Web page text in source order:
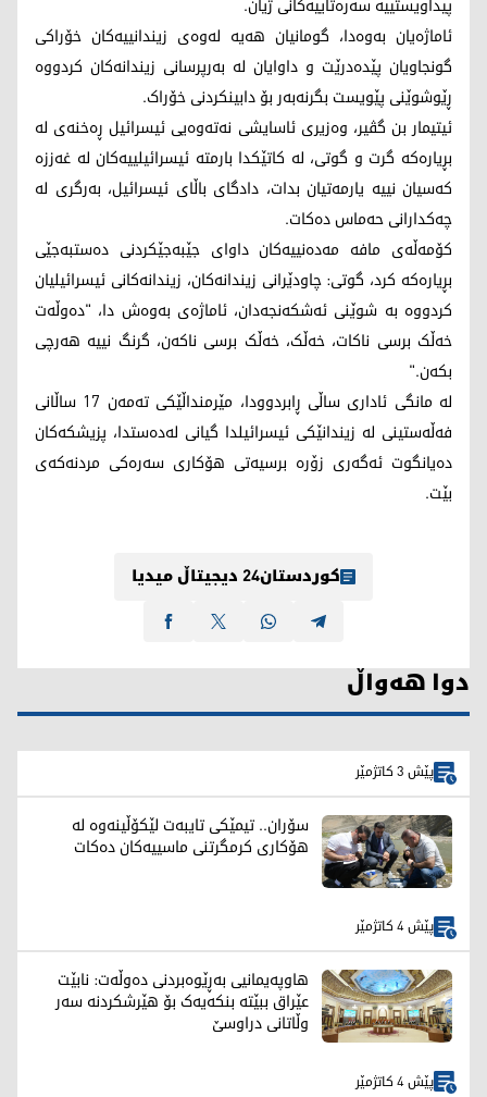
ئاماژەیان بەوەدا، گومانیان هەیە لەوەی زیندانییەکان خۆراکی
گونجاویان پێدەدرێت و داوایان لە بەرپرسانی زیندانەکان کردووە
ڕێوشوێنی پێویست بگرنەبەر بۆ دابینکردنی خۆراک.
ئیتیمار بن گڤیر، وەزیری ئاسایشی نەتەوەیی ئیسرائیل ڕەخنەی لە
بڕیارەکە گرت و گوتی، لە کاتێکدا بارمتە ئیسرائیلییەکان لە غەززە
کەسیان نییە یارمەتیان بدات، دادگای باڵای ئیسرائیل، بەرگری لە
چەکدارانی حەماس دەکات.
کۆمەڵەی مافە مەدەنییەکان داوای جێبەجێکردنی دەستبەجێی
بڕیارەکە کرد، گوتی: چاودێرانی زیندانەکان، زیندانەکانی ئیسرائیلیان
کردووە بە شوێنی ئەشکەنجەدان، ئاماژەی بەوەش دا، "دەوڵەت
خەڵک برسی ناکات، خەڵک، خەڵک برسی ناکەن، گرنگ نییە هەرچی
بکەن."
لە مانگی ئاداری ساڵی ڕابردوودا، مێرمنداڵێکی تەمەن 17 ساڵانی
فەڵەستینی لە زیندانێکی ئیسرائیلدا گیانی لەدەستدا، پزیشکەکان
دەیانگوت ئەگەری زۆرە برسیەتی هۆکاری سەرەکی مردنەکەی
بێت.
کوردستان24 دیجیتاڵ میدیا
دوا هەواڵ
پێش 3 کاتژمێر
سۆران.. تیمێکی تایبەت لێکۆڵینەوە لە
هۆکاری کرمگرتنی ماسییەکان دەکات
پێش 4 کاتژمێر
هاوپەیمانیی بەڕێوەبردنی دەوڵەت: نابێت
عێراق ببێتە بنکەیەک بۆ هێرشکردنە سەر
وڵاتانی دراوسێ
پێش 4 کاتژمێر